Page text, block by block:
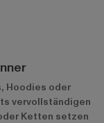
Hoodies oder
vervollständigen
Ketten setzen